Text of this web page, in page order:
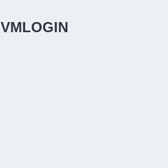
VMLOGIN